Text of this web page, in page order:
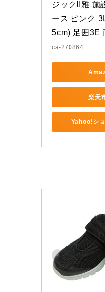
ジックII雅 施
ース ピンク
5cm) 足囲3E
ca-270864
楽天
Yahoo!シ